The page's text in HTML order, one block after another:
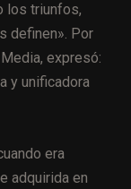
los triunfos,
definen». Por
expresó:
y unificadora
era
adquirida en